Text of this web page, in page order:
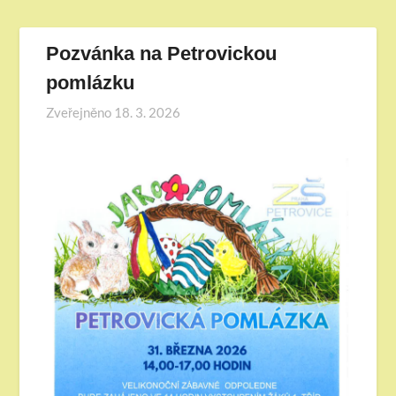
Pozvánka na Petrovickou
pomlázku
Zveřejněno 18. 3. 2026